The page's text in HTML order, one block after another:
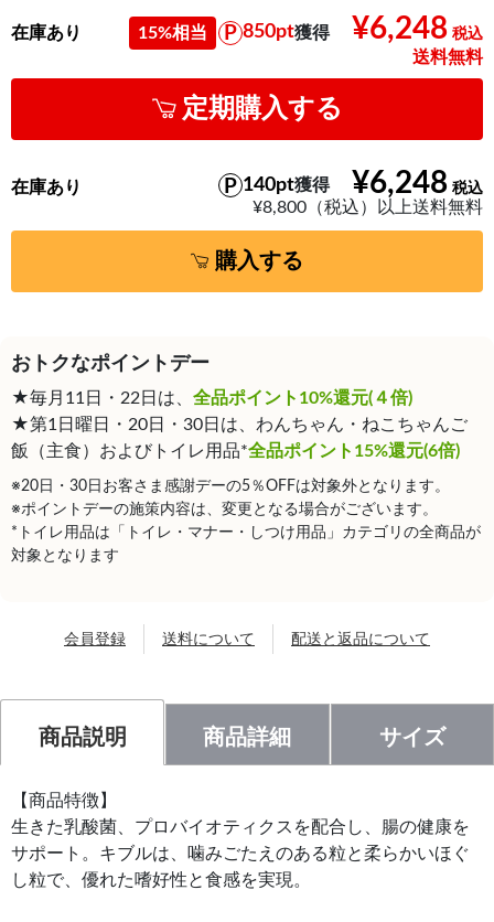
¥6,248
送料無料
15%相当 850pt獲得
在庫あり
定期購入する
¥6,248
140pt獲得
¥8,800（税込）以上送料無料
在庫あり
購入する
おトクなポイントデー
★毎月11日・22日は、 全品ポイント10%還元(４倍)
★第1日曜日・20日・30日は、わんちゃん・ねこちゃんご
飯（主食）およびトイレ用品*全品ポイント15%還元(6倍)
※20日・30日お客さま感謝デーの5％OFFは対象外となります。
※ポイントデーの施策内容は、変更となる場合がございます。
*トイレ用品は「トイレ・マナー・しつけ用品」カテゴリの全商品が
対象となります
会員登録 送料について 配送と返品について
商品説明 商品詳細 サイズ
【商品特徴】
生きた乳酸菌、プロバイオティクスを配合し、腸の健康を
サポート。キブルは、噛みごたえのある粒と柔らかいほぐ
し粒で、優れた嗜好性と食感を実現。